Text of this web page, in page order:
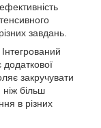
завдань.
закручувати
ніж більш
в різних